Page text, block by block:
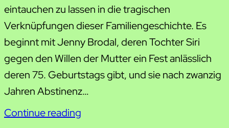
eintauchen zu lassen in die tragischen
Verknüpfungen dieser Familiengeschichte. Es
beginnt mit Jenny Brodal, deren Tochter Siri
gegen den Willen der Mutter ein Fest anlässlich
deren 75. Geburtstags gibt, und sie nach zwanzig
Jahren Abstinenz…
Continue reading